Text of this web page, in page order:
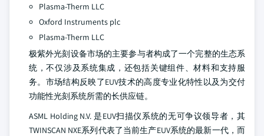
Plasma-Therm LLC
Oxford Instruments plc
Plasma-Therm LLC
极紫外光刻设备市场的主要参与者构成了一个完整的生态系
统，不仅涉及系统集成，还包括关键组件、材料和支持服
务。市场结构反映了EUV技术的高度专业化特性以及为交付
功能性光刻系统所需的长供应链。
ASML Holding N.V. 是EUV扫描仪系统的无可争议领导者，其
TWINSCAN NXE系列代表了当前生产EUV系统的最新一代，而